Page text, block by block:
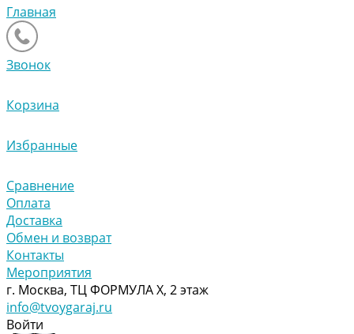
Главная
Звонок
Корзина
Избранные
Сравнение
Оплата
Доставка
Обмен и возврат
Контакты
Мероприятия
г. Москва, ТЦ ФОРМУЛА Х, 2 этаж
info@tvoygaraj.ru
Войти